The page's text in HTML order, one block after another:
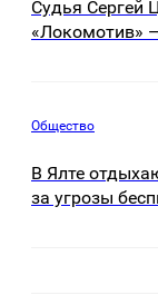
Судья Сергей
«Локомотив»
Общество
В Ялте
за угрозы